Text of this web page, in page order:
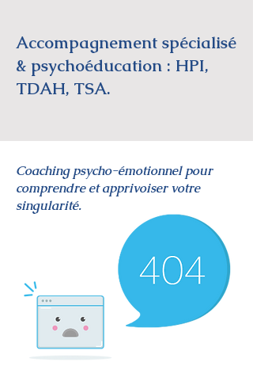
Accompagnement spécialisé
& psychoéducation : HPI,
TDAH, TSA.
Coaching psycho-émotionnel pour
comprendre et apprivoiser votre
singularité.